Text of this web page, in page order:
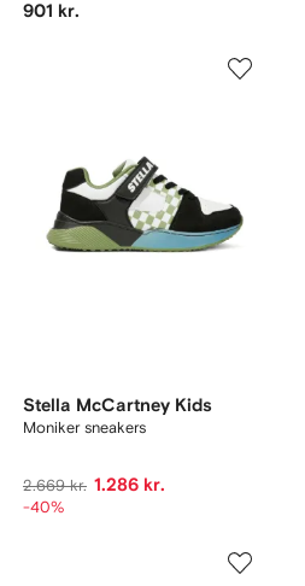
901 kr.
Stella McCartney Kids
Moniker sneakers
2.669 kr. 1.286 kr.
-40%